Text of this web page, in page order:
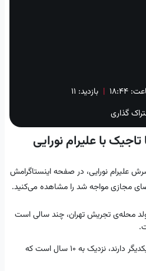
۱۸:۴۴ | بازدید: 11
گذاری
با علیرام نورایی
علیرام نورایی، در صفحه اینستاگرامش
مجازی مواجه شد را مشاهده می‌کنید.
متولد ۱۰ دی ۱۳۶۷ متولد محله‌ی تجریش تهران، چند سالی است
این زوج که زندگی خوبی را در کنار یکدیگر دارند، نزدیک به ۱۰ سال است که